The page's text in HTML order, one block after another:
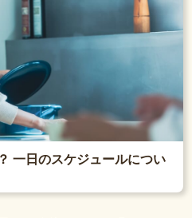
一日のスケジュールについ